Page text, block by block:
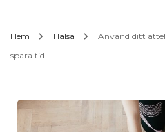
Hem Hälsa
Använd ditt
spara tid